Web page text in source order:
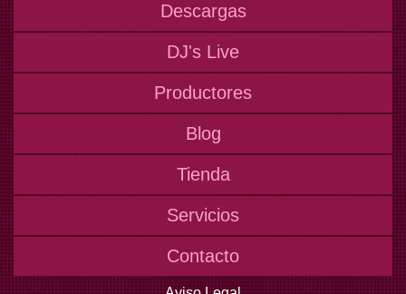
Descargas
DJ's Live
Productores
Blog
Tienda
Servicios
Contacto